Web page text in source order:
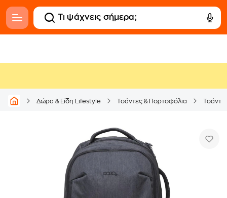
Δώρα & Είδη Lifestyle Τσάντες & Πορτοφόλια